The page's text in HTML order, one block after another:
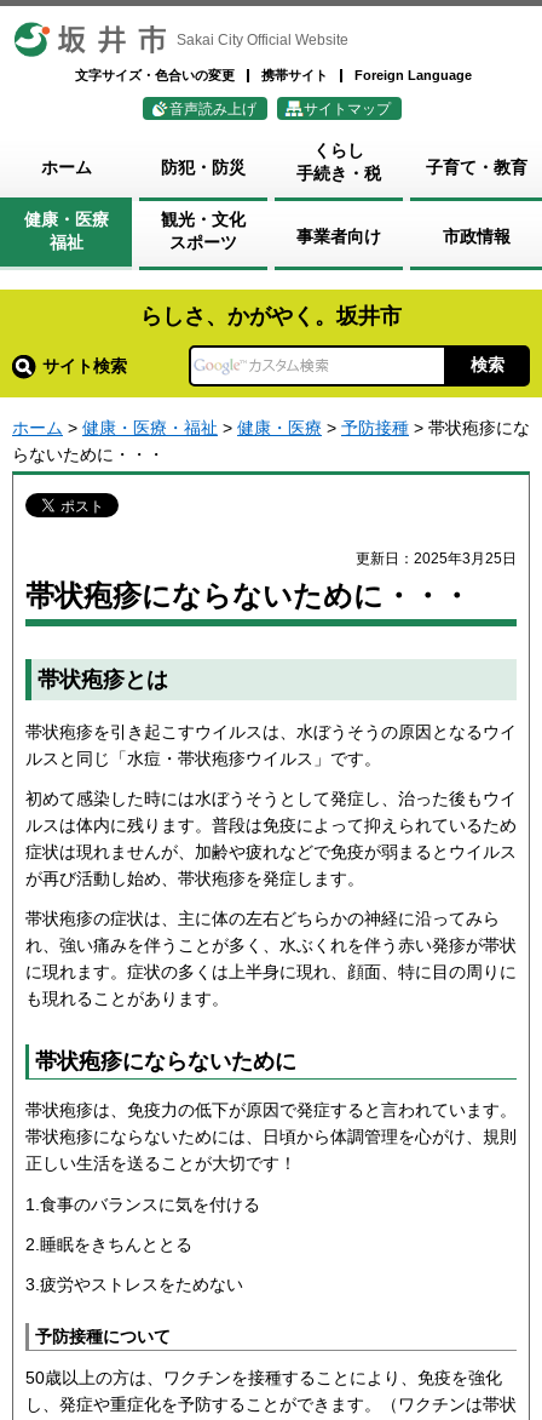
坂井市 Sakai City Official Website
文字サイズ・色合いの変更 携帯サイト Foreign Language
音声読み上げ サイトマップ
ホーム 防犯・防災
くらし
手続き・税
子育て・教育
健康・医療
福祉
観光・文化
スポーツ
事業者向け 市政情報
らしさ、かがやく。坂井市
サイト検索
ホーム > 健康・医療・福祉 > 健康・医療 > 予防接種 > 帯状疱疹にな
らないために・・・
更新日：2025年3月25日
帯状疱疹にならないために・・・
帯状疱疹とは
帯状疱疹を引き起こすウイルスは、水ぼうそうの原因となるウイ
ルスと同じ「水痘・帯状疱疹ウイルス」です。
初めて感染した時には水ぼうそうとして発症し、治った後もウイ
ルスは体内に残ります。普段は免疫によって抑えられているため
症状は現れませんが、加齢や疲れなどで免疫が弱まるとウイルス
が再び活動し始め、帯状疱疹を発症します。
帯状疱疹の症状は、主に体の左右どちらかの神経に沿ってみら
れ、強い痛みを伴うことが多く、水ぶくれを伴う赤い発疹が帯状
に現れます。症状の多くは上半身に現れ、顔面、特に目の周りに
も現れることがあります。
帯状疱疹にならないために
帯状疱疹は、免疫力の低下が原因で発症すると言われています。
帯状疱疹にならないためには、日頃から体調管理を心がけ、規則
正しい生活を送ることが大切です！
1.食事のバランスに気を付ける
2.睡眠をきちんととる
3.疲労やストレスをためない
予防接種について
50歳以上の方は、ワクチンを接種することにより、免疫を強化
し、発症や重症化を予防することができます。（ワクチンは帯状